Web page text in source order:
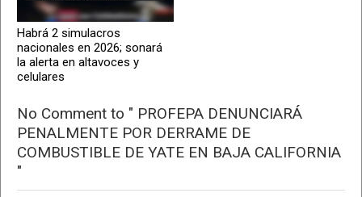
Habrá 2 simulacros
nacionales en 2026; sonará
la alerta en altavoces y
celulares
No Comment to " PROFEPA DENUNCIARÁ
PENALMENTE POR DERRAME DE
COMBUSTIBLE DE YATE EN BAJA CALIFORNIA
"